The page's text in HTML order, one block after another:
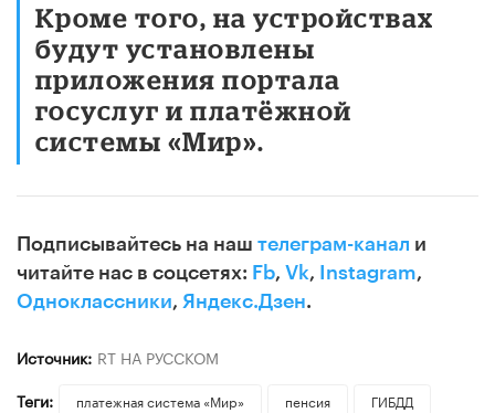
Кроме того, на устройствах
будут установлены
приложения портала
госуслуг и платёжной
системы «Мир».
Подписывайтесь на наш телеграм-канал и
читайте нас в соцсетях: Fb, Vk, Instagram,
Одноклассники, Яндекс.Дзен.
Источник: RT НА РУССКОМ
Теги:
платежная система «Мир» пенсия
ГИБДД